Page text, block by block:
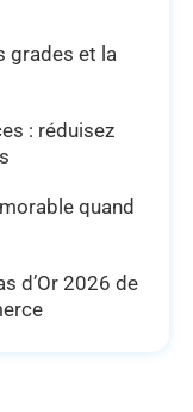
grades et la
: réduisez
quand
d’Or 2026 de